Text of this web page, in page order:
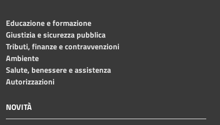
Educazione e formazione
Giustizia e sicurezza pubblica
Tributi, finanze e contravvenzioni
Ambiente
Salute, benessere e assistenza
Autorizzazioni
NOVITÀ